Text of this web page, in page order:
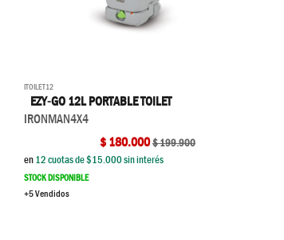
ITOILET12
EZY-GO 12L PORTABLE TOILET
IRONMAN4X4
$180.000$199.900
en12cuotas de $15.000sin interés
STOCK DISPONIBLE
+5 Vendidos